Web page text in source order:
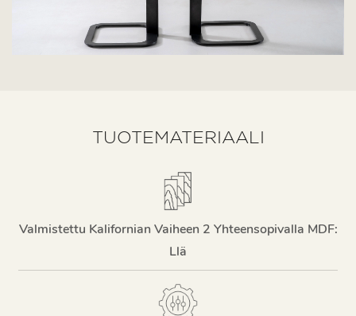
TUOTEMATERIAALI
Valmistettu Kalifornian Vaiheen 2 Yhteensopivalla MDF:
Llä